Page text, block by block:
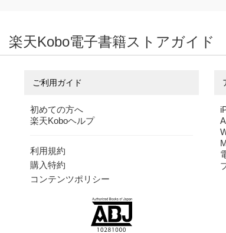
楽天Kobo電子書籍ストアガイド
ご利用ガイド
初めての方へ
楽天Koboヘルプ
利用規約
購入特約
コンテンツポリシー